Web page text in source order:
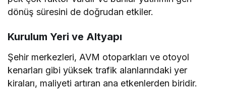
dönüş süresini de doğrudan etkiler.
Kurulum Yeri ve Altyapı
Şehir merkezleri, AVM otoparkları ve otoyol
kenarları gibi yüksek trafik alanlarındaki yer
kiraları, maliyeti artıran ana etkenlerden biridir.